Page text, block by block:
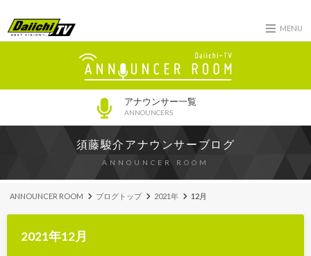
MENU
アナウンサー一覧
ANNOUNCERS
須藤駿介アナウンサーブログ
ANNOUNCER ROOM
ANNOUNCER ROOM ブログトップ 2021年 12月
2021年12月